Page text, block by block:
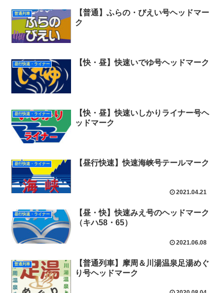
普通列車
【普通】ふらの・びえい号ヘッドマー
ク
昼行快速・ライナー 【快・昼】快速いでゆ号ヘッドマーク
昼行快速・ライナー
【快・昼】快速いしかりライナー号ヘ
ッドマーク
昼行快速・ライナー 【昼行快速】快速海峡号テールマーク
2021.04.21
昼行快速・ライナー
【昼・快】快速みえ号のヘッドマーク
（キハ58・65）
2021.06.08
普通列車
【普通列車】摩周＆川湯温泉足湯めぐ
り号ヘッドマーク